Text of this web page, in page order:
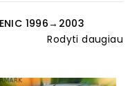
1996→2003
Rodyti daugiau